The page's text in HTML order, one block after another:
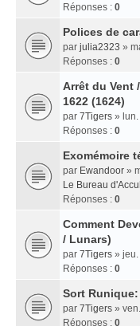
Réponses : 0
Polices de
par julia2323 »
Réponses : 0
Arrêt du Vent
1622 (1624)
par 7Tigers »
Réponses : 0
Exomémoire
par Ewandoor »
Le Bureau
Réponses : 0
Comment
/ Lunars)
par 7Tigers »
Réponses : 0
Sort
par 7Tigers »
Réponses : 0